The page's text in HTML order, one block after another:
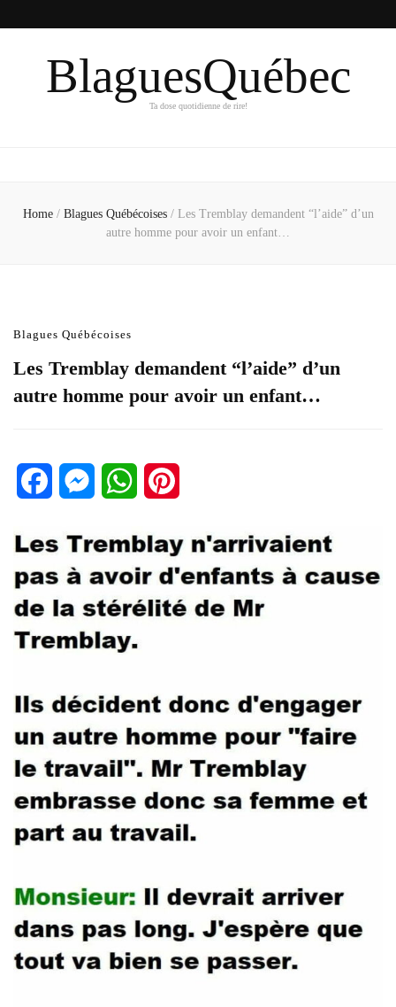
BlaguesQuébec
Ta dose quotidienne de rire!
Home / Blagues Québécoises / Les Tremblay demandent “l’aide” d’un
autre homme pour avoir un enfant…
Blagues Québécoises
Les Tremblay demandent “l’aide” d’un
autre homme pour avoir un enfant…
FacebookMessengerWhatsApp